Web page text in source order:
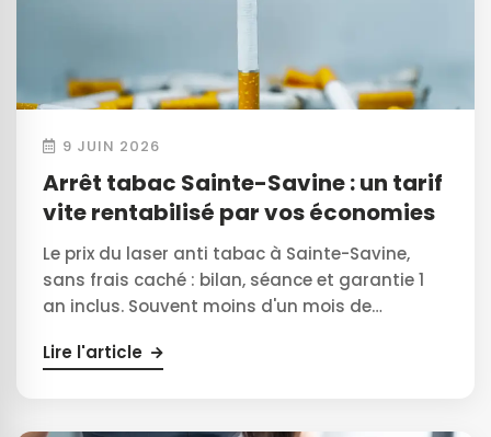
9 JUIN 2026
Arrêt tabac Sainte-Savine : un tarif
vite rentabilisé par vos économies
Le prix du laser anti tabac à Sainte-Savine,
sans frais caché : bilan, séance et garantie 1
an inclus. Souvent moins d'un mois de…
Lire l'article